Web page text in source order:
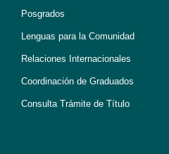
Posgrados
Lenguas para la Comunidad
Relaciones Internacionales
Coordinación de Graduados
Consulta Trámite de Título